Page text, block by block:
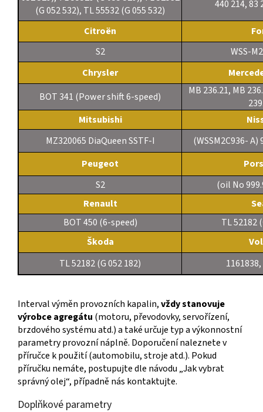
(G 052 532), TL 55532 (G 055 532)
440 214, 83
Citroën
S2
WSS-
Chrysler
BOT 341 (Power shift 6-speed)
MB 236.21, MB
Mitsubishi
MZ320065 DiaQueen SSTF-I
(WSSM2C936-
Peugeot
S2
(oil No
Renault
BOT 450 (6-speed)
TL 52182
Škoda
TL 52182 (G 052 182)
Interval výměn provozních kapalin,vždy stanovuje
výrobce agregátu (motoru, převodovky, servořízení,
brzdového systému atd.) a také určuje typ a výkonnostní
parametry provozní náplně. Doporučení naleznete v
příručce k použití (automobilu, stroje atd.). Pokud
příručku nemáte, postupujte dle návodu „Jak vybrat
správný olej“, případně nás kontaktujte.
Doplňkové parametry